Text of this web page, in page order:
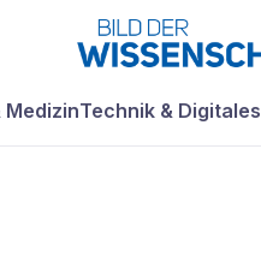
MedizinTechnik & Digitales